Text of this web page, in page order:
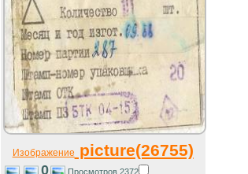
Изображение picture(26755)
0 Просмотров 2372